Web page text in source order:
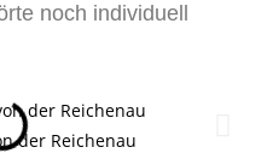
noch individuell
der Reichenau